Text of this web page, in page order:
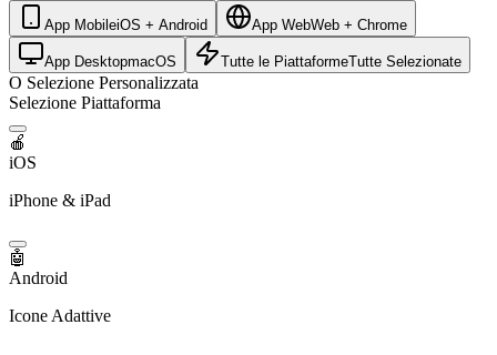
App MobileiOS + Android App WebWeb + Chrome
App DesktopmacOS Tutte le PiattaformeTutte Selezionate
O Selezione Personalizzata
Selezione Piattaforma
🍎
iOS
iPhone & iPad
🤖
Android
Icone Adattive